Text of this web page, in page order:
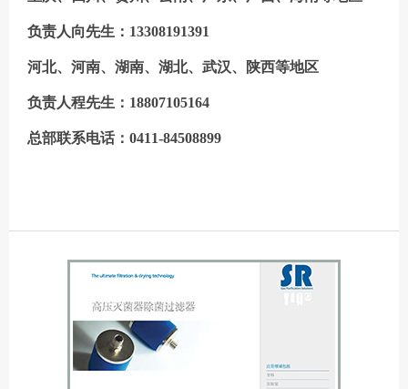
负责人向先生：13308191391
河北、 河南、湖南、湖北、武汉、陕西等地区
负责人程先生：18807105164
总部联系电话：0411-84508899